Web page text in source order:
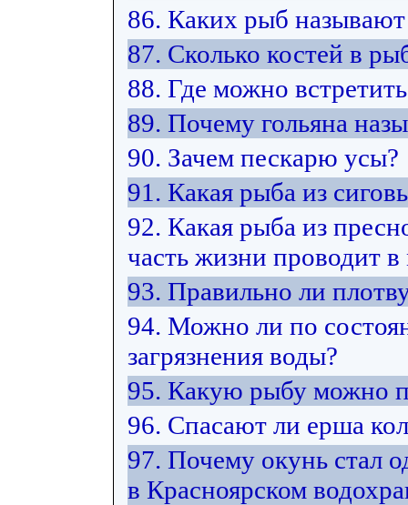
86. Каких рыб
87. Сколько костей в
88. Где можно
89. Почему гольяна
90. Зачем пескарю усы?
91. Какая рыба из
92. Какая рыба из
часть жизни проводит
93. Правильно ли
94. Можно ли по
загрязнения воды?
95. Какую рыбу можно
96. Спасают ли ерша
97. Почему окунь стал
в Красноярском